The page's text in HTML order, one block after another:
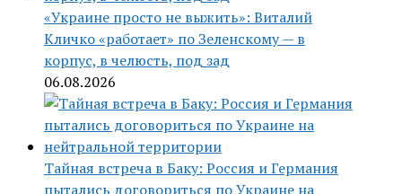
«Украине просто не выжить»: Виталий
Кличко «работает» по Зеленскому — в
корпус, в челюсть, под зад
06.08.2026
Тайная встреча в Баку: Россия и Германия
пытались договориться по Украине на